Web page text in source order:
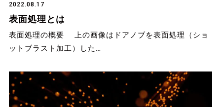
2022.08.17
表面処理とは
表面処理の概要 上の画像はドアノブを表面処理（ショ
ットブラスト加工）した…